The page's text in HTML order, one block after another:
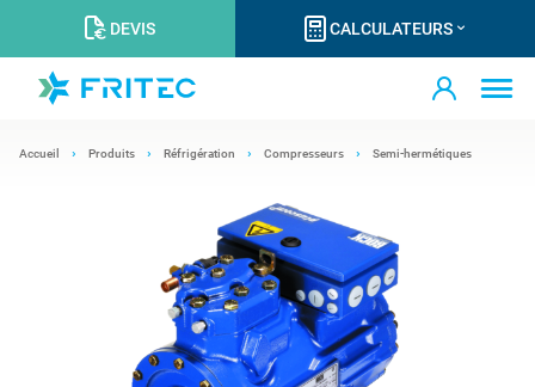
DEVIS CALCULATEURS
Accueil Produits Réfrigération Compresseurs Semi-hermétiques